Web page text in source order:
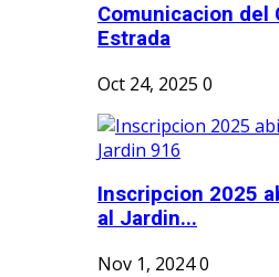
Comunicacion del
Estrada
Oct 24, 2025 0
Inscripcion 2025
al Jardin...
Nov 1, 20240